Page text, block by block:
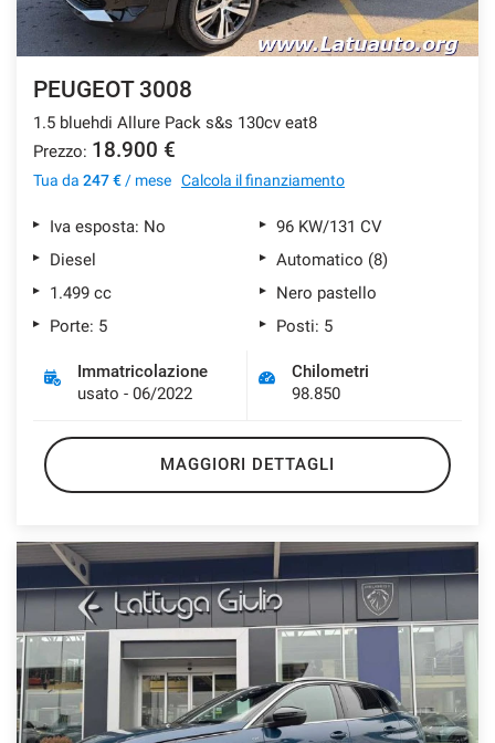
PEUGEOT 3008
1.5 bluehdi Allure Pack s&s 130cv eat8
Prezzo: 18.900 €
Tua da 247 € / mese Calcola il finanziamento
Iva esposta: No
96 KW/131 CV
Diesel
Automatico (8)
1.499 cc
Nero pastello
Porte: 5
Posti: 5
Immatricolazione
usato - 06/2022
Chilometri
98.850
MAGGIORI DETTAGLI